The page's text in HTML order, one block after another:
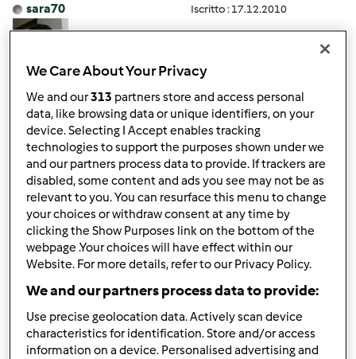
sara70 Iscritto : 17.12.2010
Mer, 07/20/2011 - 20:53
Io ho aspettato 1 mese perchè quando l'ho ordinato era il
periodo di Pasqua per cui le vacanze ma di solito dicono
che ci vogliono 15-20 giorni, nel frattempo puoi guardare
le ricette e salvare tra le preferite quelle che ti ispirano di
più .. ciao
In cima
Anonimo (non verificato)
We Care About Your Privacy
We and our313 partners store and access personal
data, like browsing data or unique identifiers, on your
device. Selecting I Accept enables tracking
technologies to support the purposes shown under we
and our partners process data to provide. If trackers are
disabled, some content and ads you see may not be as
relevant to you. You can resurface this menu to change
your choices or withdraw consent at any time by
clicking the Show Purposes link on the bottom of the
webpage .Your choices will have effect within our
Website. For more details, refer to our Privacy Policy.
We and our partners process data to provide:
Use precise geolocation data. Actively scan device
characteristics for identification. Store and/or access
information on a device. Personalised advertising and